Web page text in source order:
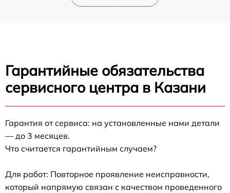
Гарантийные обязательства
сервисного центра в Казани
Гарантия от сервиса: на установленные нами детали
— до 3 месяцев.
Что считается гарантийным случаем?
Для работ: Повторное проявление неисправности,
который напрямую связан с качеством проведенного